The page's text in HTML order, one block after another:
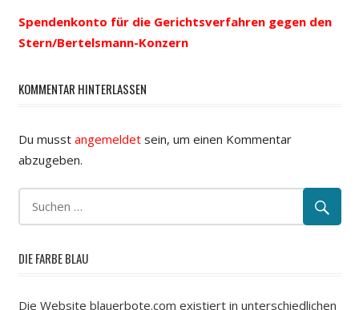
Spendenkonto für die Gerichtsverfahren gegen den
Stern/Bertelsmann-Konzern
KOMMENTAR HINTERLASSEN
Du musst angemeldetsein, um einen Kommentar
abzugeben.
DIE FARBE BLAU
Die Website blauerbote.com existiert in unterschiedlichen